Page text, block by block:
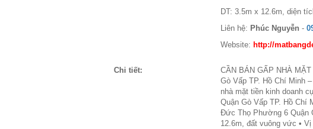
DT: 3.5m x 12.6m, diện
Liên hệ: Phúc Nguyễn -
Website: http://
Chi tiết:
CẦN BÁN GẤP NHÀ
Gò Vấp TP. Hồ Chí Minh
nhà mặt tiền kinh doanh
Quận Gò Vấp TP. Hồ Chí
Đức Thọ Phường 6 Quận
12.6m, đất vuông vức •